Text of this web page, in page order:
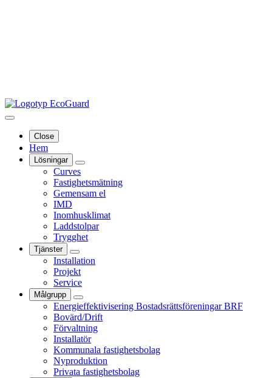
Close
Hem
Lösningar
Curves
Fastighetsmätning
Gemensam el
IMD
Inomhusklimat
Laddstolpar
Trygghet
Tjänster
Installation
Projekt
Service
Målgrupp
Energieffektivisering Bostadsrättsföreningar BRF
Bovärd/Drift
Förvaltning
Installatör
Kommunala fastighetsbolag
Nyproduktion
Privata fastighetsbolag